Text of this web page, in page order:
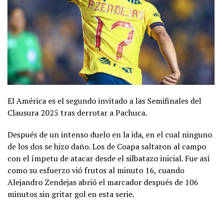
El América es el segundo invitado a las Semifinales del
Clausura 2025 tras derrotar a Pachuca.
Después de un intenso duelo en la ida, en el cual ninguno
de los dos se hizo daño. Los de Coapa saltaron al campo
con el ímpetu de atacar desde el silbatazo inicial. Fue así
como su esfuerzo vió frutos al minuto 16, cuando
Alejandro Zendejas abrió el marcador después de 106
minutos sin gritar gol en esta serie.